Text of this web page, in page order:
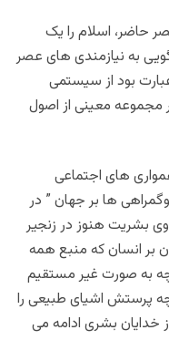
حاضر، اسلام را یک
به نیازمندی های عصر
بود از سیستمی
مجموعه معینی از اصول
های اجتماعی
ها بر جهان ” در
بشریت هنوز در زنجیر
بر انسان که منبع همه
به صورت غیر مستقیم
پرستش اشیای طبیعی را
خدایان بشری ادامه می